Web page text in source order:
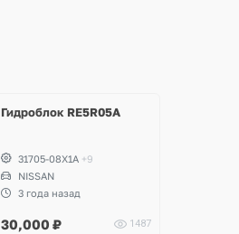
Гидроблок RE5R05A
31705-08X1A +9
NISSAN
3 года назад
30,000 ₽ 1487